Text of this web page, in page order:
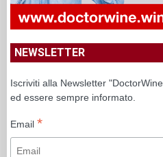
NEWSLETTER
Iscriviti alla Newsletter
ed essere sempre informato.
Email *